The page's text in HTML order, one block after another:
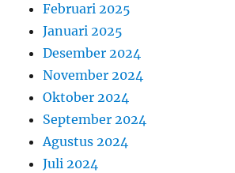
Februari 2025
Januari 2025
Desember 2024
November 2024
Oktober 2024
September 2024
Agustus 2024
Juli 2024